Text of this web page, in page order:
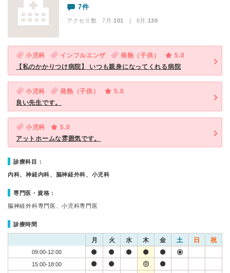
7件
アクセス数 7月:101 | 6月:130
小児科 インフルエンザ 発熱（子供）
5.0
【私のかかりつけ病院】 いつも親身になってくれる病院
小児科 発熱（子供）
5.0
良い先生です。
小児科
5.0
アットホームな雰囲気です。
診療科目：
内科、神経内科、脳神経外科、小児科
専門医・資格：
脳神経外科専門医、小児科専門医
診療時間
月 火 水 木 金 土 日 祝
09:00-12:00
15:00-18:00